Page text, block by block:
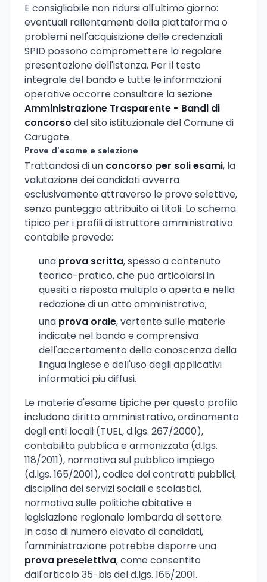
E consigliabile non ridursi all'ultimo giorno:
eventuali rallentamenti della piattaforma o
problemi nell'acquisizione delle credenziali
SPID possono compromettere la regolare
presentazione dell'istanza. Per il testo
integrale del bando e tutte le informazioni
operative occorre consultare la sezione
Amministrazione Trasparente - Bandi di
concorso del sito istituzionale del Comune di
Carugate.
Prove d'esame e selezione
Trattandosi di un concorso per soli esami, la
valutazione dei candidati avverra
esclusivamente attraverso le prove selettive,
senza punteggio attribuito ai titoli. Lo schema
tipico per i profili di istruttore amministrativo
contabile prevede:
una prova scritta, spesso a contenuto
teorico-pratico, che puo articolarsi in
quesiti a risposta multipla o aperta e nella
redazione di un atto amministrativo;
una prova orale, vertente sulle materie
indicate nel bando e comprensiva
dell'accertamento della conoscenza della
lingua inglese e dell'uso degli applicativi
informatici piu diffusi.
Le materie d'esame tipiche per questo profilo
includono diritto amministrativo, ordinamento
degli enti locali (TUEL, d.lgs. 267/2000),
contabilita pubblica e armonizzata (d.lgs.
118/2011), normativa sul pubblico impiego
(d.lgs. 165/2001), codice dei contratti pubblici,
disciplina dei servizi sociali e scolastici,
normativa sulle politiche abitative e
legislazione regionale lombarda di settore.
In caso di numero elevato di candidati,
l'amministrazione potrebbe disporre una
prova preselettiva, come consentito
dall'articolo 35-bis del d.lgs. 165/2001.